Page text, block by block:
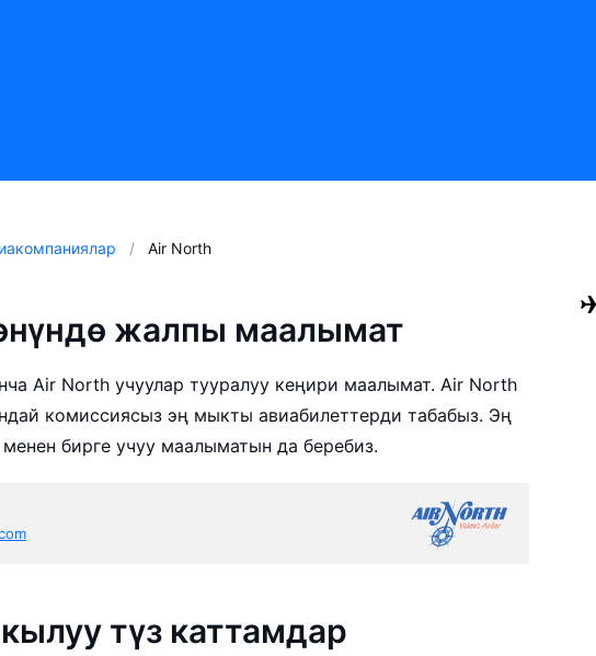
Air North
жалпы маалымат
Air North учуулар тууралуу кеңири маалымат. Air North
комиссиясыз эң мыкты авиабилеттерди табабыз. Эң
бирге учуу маалыматын да беребиз.
түз каттамдар